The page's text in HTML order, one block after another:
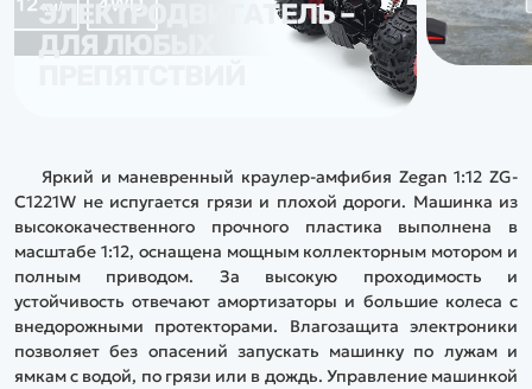
ЭЛЕКТРОДВИГАТЕЛЬ –
ДЛЯ ЛЮБЫХ
Яркий и маневренный краулер-амфибия Zegan 1:12 ZG-
C1221W не испугается грязи и плохой дороги. Машинка из
высококачественного прочного пластика выполнена в
масштабе 1:12, оснащена мощным коллекторным мотором и
полным приводом. За высокую проходимость и
устойчивость отвечают амортизаторы и большие колеса с
внедорожными протекторами. Влагозащита электроники
позволяет без опасений запускать машинку по лужам и
ямкам с водой, по грязи или в дождь. Управление машинкой